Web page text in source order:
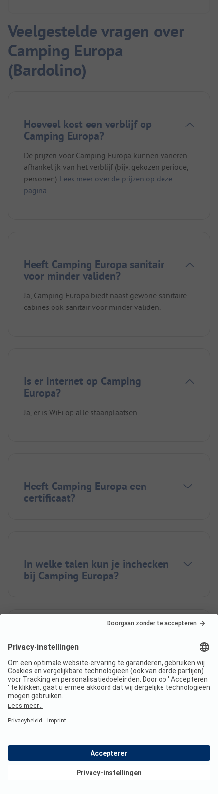
Veelgestelde vragen over
Camping Europa
(Bardolino)
Hoeveel kost een verblijf op
Camping Europa?
De prijzen voor Camping Europa kunnen variëren
afhankelijk van het verblijf (bijv. gekozen periode,
personen). Lees meer over de prijzen op deze
pagina.
Heeft Camping Europa sanitair
voor minder validen?
Ja, Camping Europa biedt naast gewone sanitaire
cabines ook sanitair voor minder validen.
Is er internet op Camping
Europa?
Ja, er is WiFi op alle staanplaatsen.
Heeft Camping Europa een
certificaat?
In welke talen kun je inchecken
bij Camping Europa?
Ligt Camping Europa aan het
meer?
Welke
Camping Europa?
Bekijk deals